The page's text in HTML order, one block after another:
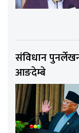
संविधान
आङदेम्बे